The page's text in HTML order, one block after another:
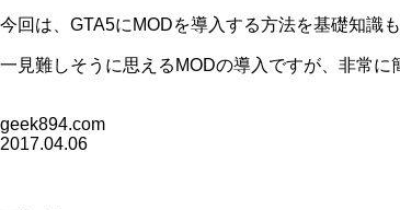
今回は、GTA5にMODを導入する方法を基礎知識
一見難しそうに思えるMODの導入ですが、非常
geek894.com
2017.04.06